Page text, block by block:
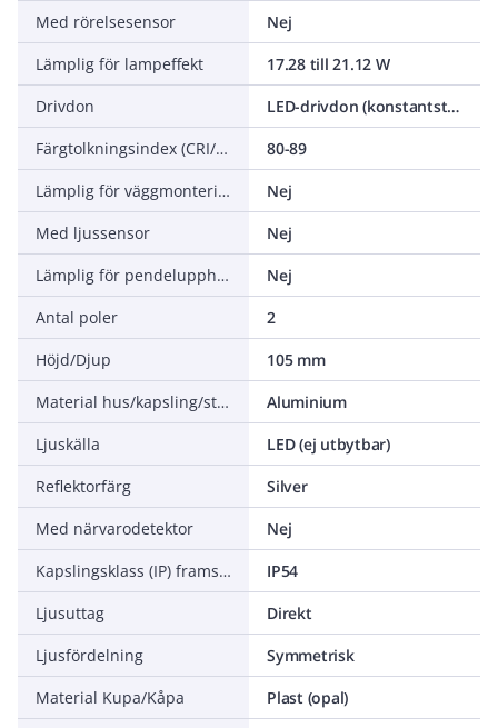
Med rörelsesensor
Nej
Lämplig för lampeffekt
17.28 till 21.12 W
Drivdon
LED-drivdon (konstantström)
Färgtolkningsindex (CRI/Ra)
80-89
Lämplig för väggmontering
Nej
Med ljussensor
Nej
Lämplig för pendelupphängning
Nej
Antal poler
2
Höjd/Djup
105 mm
Material hus/kapsling/stomme
Aluminium
Ljuskälla
LED (ej utbytbar)
Reflektorfärg
Silver
Med närvarodetektor
Nej
Kapslingsklass (IP) framsida
IP54
Ljusuttag
Direkt
Ljusfördelning
Symmetrisk
Material Kupa/Kåpa
Plast (opal)